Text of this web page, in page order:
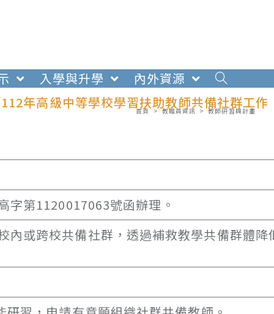
入學與升學
內外資源
年高級中等學校學習扶助教師共備社群工作
首頁 > 教職員資訊 > 教師研習與計畫
字第1120017063號函辦理。
內或跨校共備社群，透過補救教學共備群體降